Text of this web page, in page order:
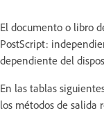
El documento o libro
PostScript:
dependiente del
En las tablas
los métodos de salida